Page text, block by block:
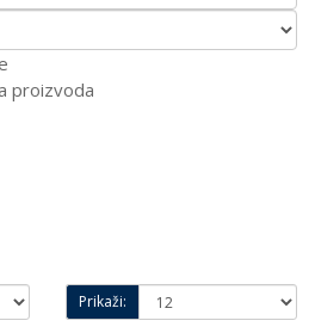
proizvoda
Prikaži: